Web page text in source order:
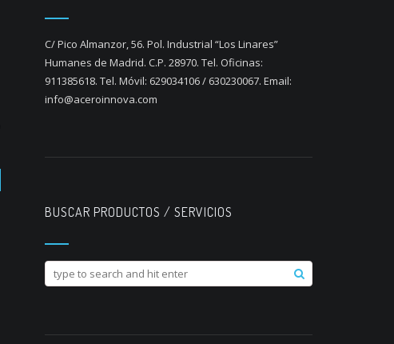
C/ Pico Almanzor, 56. Pol. Industrial “Los Linares”
Humanes de Madrid. C.P. 28970. Tel. Oficinas:
911385618. Tel. Móvil: 629034106 / 630230067. Email:
info@aceroinnova.com
BUSCAR PRODUCTOS / SERVICIOS